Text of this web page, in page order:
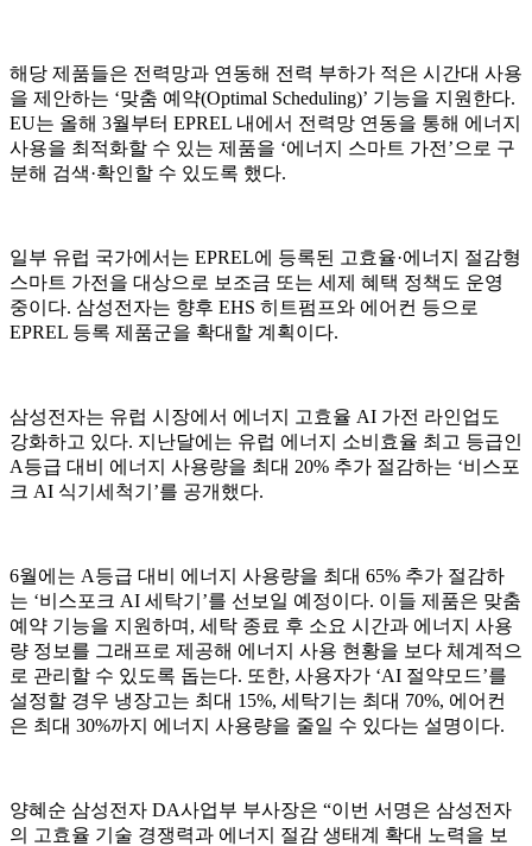
해당 제품들은 전력망과 연동해 전력 부하가 적은 시간대 사용
을 제안하는 ‘맞춤 예약(Optimal Scheduling)’ 기능을 지원한다.
EU는 올해 3월부터 EPREL 내에서 전력망 연동을 통해 에너지
사용을 최적화할 수 있는 제품을 ‘에너지 스마트 가전’으로 구
분해 검색·확인할 수 있도록 했다.
일부 유럽 국가에서는 EPREL에 등록된 고효율·에너지 절감형
스마트 가전을 대상으로 보조금 또는 세제 혜택 정책도 운영
중이다. 삼성전자는 향후 EHS 히트펌프와 에어컨 등으로
EPREL 등록 제품군을 확대할 계획이다.
삼성전자는 유럽 시장에서 에너지 고효율 AI 가전 라인업도
강화하고 있다. 지난달에는 유럽 에너지 소비효율 최고 등급인
A등급 대비 에너지 사용량을 최대 20% 추가 절감하는 ‘비스포
크 AI 식기세척기’를 공개했다.
6월에는 A등급 대비 에너지 사용량을 최대 65% 추가 절감하
는 ‘비스포크 AI 세탁기’를 선보일 예정이다. 이들 제품은 맞춤
예약 기능을 지원하며, 세탁 종료 후 소요 시간과 에너지 사용
량 정보를 그래프로 제공해 에너지 사용 현황을 보다 체계적으
로 관리할 수 있도록 돕는다. 또한, 사용자가 ‘AI 절약모드’를
설정할 경우 냉장고는 최대 15%, 세탁기는 최대 70%, 에어컨
은 최대 30%까지 에너지 사용량을 줄일 수 있다는 설명이다.
양혜순 삼성전자 DA사업부 부사장은 “이번 서명은 삼성전자
의 고효율 기술 경쟁력과 에너지 절감 생태계 확대 노력을 보